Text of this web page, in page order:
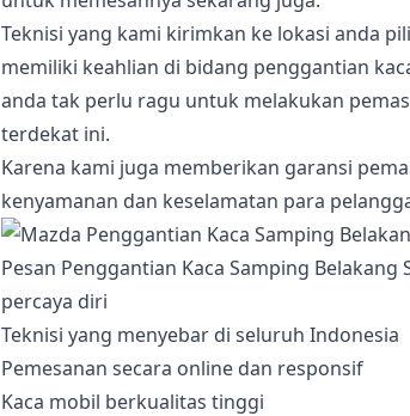
Teknisi yang kami kirimkan ke lokasi anda
memiliki keahlian di bidang penggantian
anda tak perlu ragu untuk melakukan
terdekat ini.
Karena kami juga memberikan garansi
kenyamanan dan keselamatan para
Pesan Penggantian Kaca Samping
percaya diri
Teknisi yang menyebar di seluruh Indonesia
Pemesanan secara online dan responsif
Kaca mobil berkualitas tinggi